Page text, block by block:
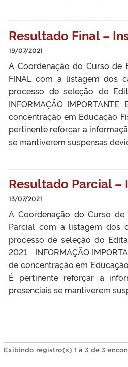
Resultado Final –
19/07/2021
A Coordenação do Curso de
FINAL com a listagem dos
processo de seleção do
INFORMAÇÃO
concentração em Educação
pertinente reforçar a
se mantiverem suspensas
Resultado Parcial
13/07/2021
A Coordenação do Curso
Parcial com a listagem dos
processo de seleção do
2021 INFORMAÇÃO
de concentração em
É pertinente reforçar a
presenciais se mantiverem
Exibindo registro(s) 1 a 3 de 3